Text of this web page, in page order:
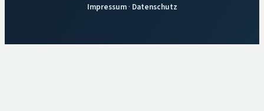
Impressum· Datenschutz